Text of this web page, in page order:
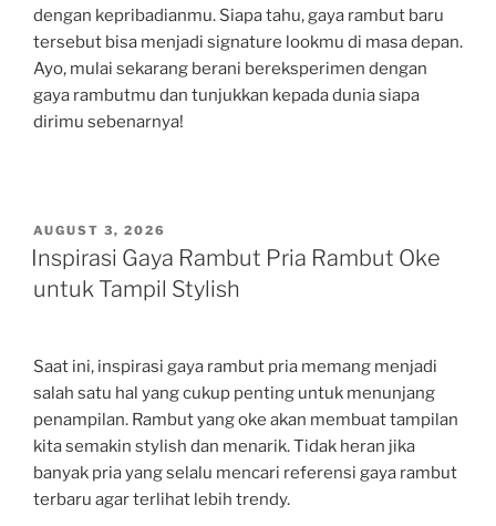
dengan kepribadianmu. Siapa tahu, gaya rambut baru
tersebut bisa menjadi signature lookmu di masa depan.
Ayo, mulai sekarang berani bereksperimen dengan
gaya rambutmu dan tunjukkan kepada dunia siapa
dirimu sebenarnya!
POSTED
ON
AUGUST 3, 2026
Inspirasi Gaya Rambut Pria Rambut Oke
untuk Tampil Stylish
Saat ini, inspirasi gaya rambut pria memang menjadi
salah satu hal yang cukup penting untuk menunjang
penampilan. Rambut yang oke akan membuat tampilan
kita semakin stylish dan menarik. Tidak heran jika
banyak pria yang selalu mencari referensi gaya rambut
terbaru agar terlihat lebih trendy.